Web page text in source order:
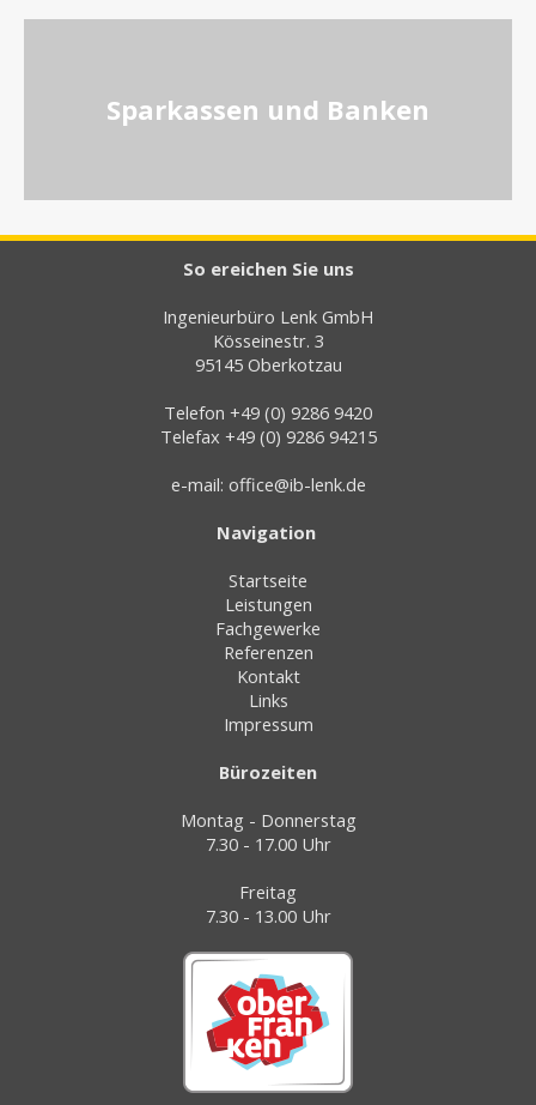
Sparkassen und Banken
So ereichen Sie uns
Ingenieurbüro Lenk GmbH
Kösseinestr. 3
95145 Oberkotzau
Telefon +49 (0) 9286 9420
Telefax +49 (0) 9286 94215
e-mail: office@ib-lenk.de
Navigation
Startseite
Leistungen
Fachgewerke
Referenzen
Kontakt
Links
Impressum
Bürozeiten
Montag - Donnerstag
7.30 - 17.00 Uhr
Freitag
7.30 - 13.00 Uhr